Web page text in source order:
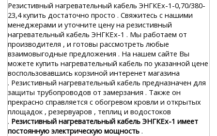
Резистивный нагревательный кабель ЭНГКЕх-1-0,70/380-
23,4 купить достаточно просто . Свяжитесь с нашими
менеджерами и уточните цену на резистивный
нагревательный кабель ЭНГКЕх-1 . Мы работаем от
производителя , и готовы рассмотреть любые
взаимовыгодные предложения . На нашем сайте Вы
можете купить нагревательный кабель по указанной цене
воспользовавшись корзиной интеренет магазина
. Резистивный нагревательный кабель предназначен для
защиты трубопроводов от замерзания . Также он
прекрасно справляется с обогревом кровли и открытых
площадок , резервуаров , теплиц и водостоков
. Резистивный нагревательный кабель ЭНГКЕх-1 имеет
постоянную электрическую мощность .